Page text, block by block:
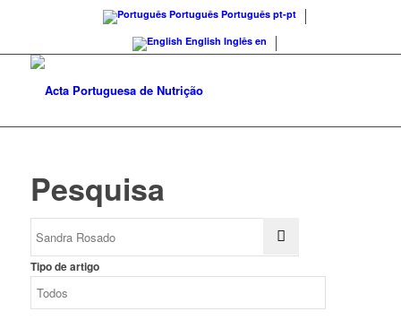
Português Português pt-pt
English Inglês en
Pesquisa
Tipo de artigo